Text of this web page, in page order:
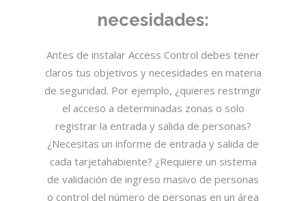
necesidades:
Antes de instalar Access Control debes tener
claros tus objetivos y necesidades en materia
de seguridad. Por ejemplo, ¿quieres restringir
el acceso a determinadas zonas o solo
registrar la entrada y salida de personas?
¿Necesitas un informe de entrada y salida de
cada tarjetahabiente? ¿Requiere un sistema
de validación de ingreso masivo de personas
o control del número de personas en un área